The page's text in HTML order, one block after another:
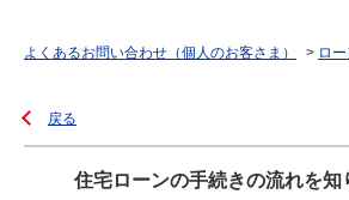
よくあるお問い合わせ（個人のお客さま） > ロ
戻る
住宅ローンの手続きの流れを知